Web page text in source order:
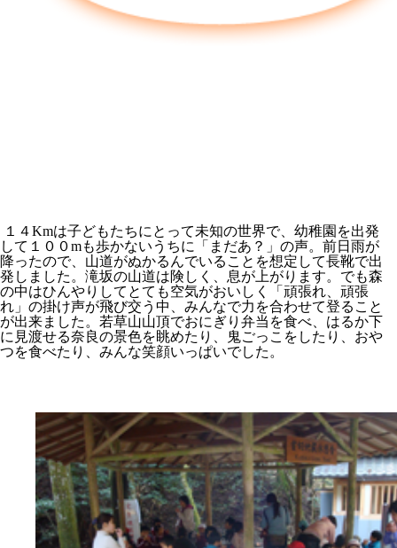
１４Kmは子どもたちにとって未知の世界で、幼稚園を出発
して１００mも歩かないうちに「まだあ？」の声。前日雨が
降ったので、山道がぬかるんでいることを想定して長靴で出
発しました。滝坂の山道は険しく、息が上がります。でも森
の中はひんやりしてとても空気がおいしく「頑張れ、頑張
れ」の掛け声が飛び交う中、みんなで力を合わせて登ること
が出来ました。若草山山頂でおにぎり弁当を食べ、はるか下
に見渡せる奈良の景色を眺めたり、鬼ごっこをしたり、おや
つを食べたり、みんな笑顔いっぱいでした。